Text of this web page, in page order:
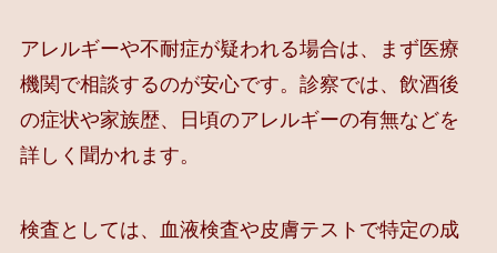
アレルギーや不耐症が疑われる場合は、まず医療
機関で相談するのが安心です。診察では、飲酒後
の症状や家族歴、日頃のアレルギーの有無などを
詳しく聞かれます。
検査としては、血液検査や皮膚テストで特定の成